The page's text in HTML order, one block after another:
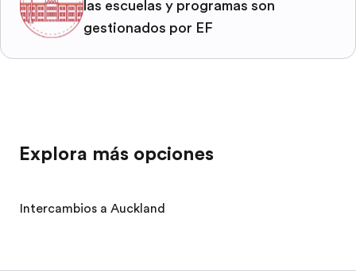
las escuelas y programas son
gestionados por EF
Explora más opciones
Intercambios a Auckland